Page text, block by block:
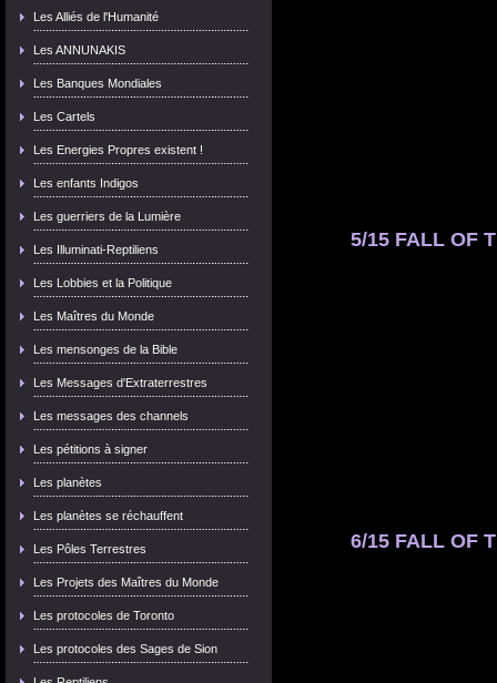
Les Alliés de l'Humanité
Les ANNUNAKIS
Les Banques Mondiales
Les Cartels
Les Energies Propres existent !
Les enfants Indigos
Les guerriers de la Lumière
Les Illuminati-Reptiliens
Les Lobbies et la Politique
Les Maîtres du Monde
Les mensonges de la Bible
Les Messages d'Extraterrestres
Les messages des channels
Les pétitions à signer
Les planètes
Les planètes se réchauffent
Les Pôles Terrestres
Les Projets des Maîtres du Monde
Les protocoles de Toronto
Les protocoles des Sages de Sion
5/15 FALL OF
6/15 FALL OF